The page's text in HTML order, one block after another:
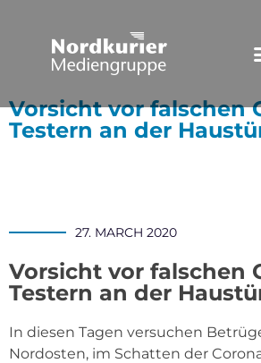
Vorsicht vor falschen
Testern an der
27. MARCH 2020
Vorsicht vor falschen
Testern an der
In diesen Tagen versuchen
Nordosten, im Schatten der